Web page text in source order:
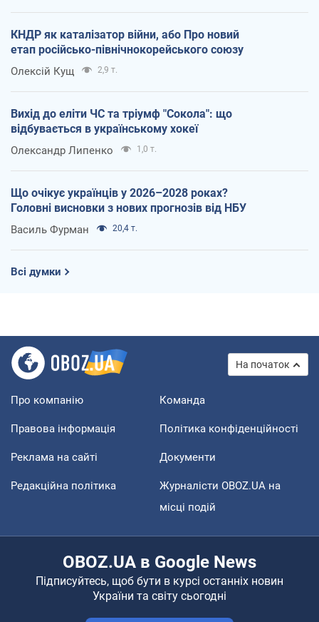
КНДР як каталізатор війни, або Про новий
етап російсько-північнокорейського союзу
Олексій Кущ 2,9 т.
Вихід до еліти ЧС та тріумф "Сокола": що
відбувається в українському хокеї
Олександр Липенко 1,0 т.
Що очікує українців у 2026–2028 роках?
Головні висновки з нових прогнозів від НБУ
Василь Фурман 20,4 т.
Всі думки
На початок
Про компанію Команда
Правова інформація Політика конфіденційності
Реклама на сайті Документи
Редакційна політика
Журналісти OBOZ.UA на
місці подій
OBOZ.UA в Google News
Підписуйтесь, щоб бути в курсі останніх новин
України та світу сьогодні